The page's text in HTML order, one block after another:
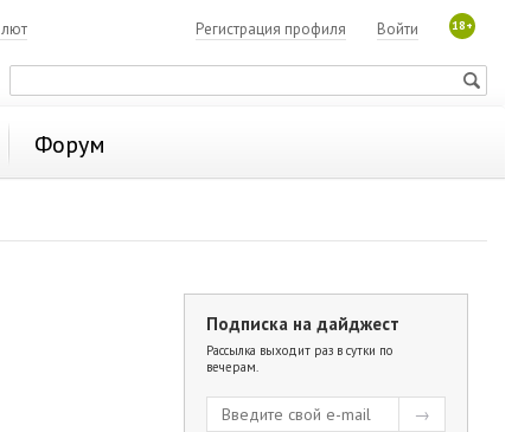
18+
Войти
Регистрация профиля
Форум
Подписка на дайджест
Рассылка выходит раз в сутки по
вечерам.